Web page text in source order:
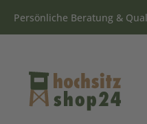
Persönliche Beratung &